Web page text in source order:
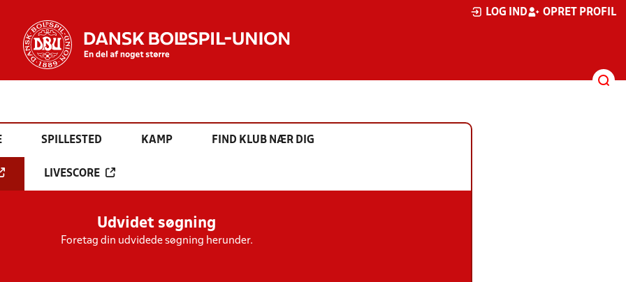
LOG IND OPRET PROFIL
SPILLESTED KAMP FIND KLUB NÆR DIG
LIVESCORE
Udvidet søgning
Foretag din udvidede søgning herunder.